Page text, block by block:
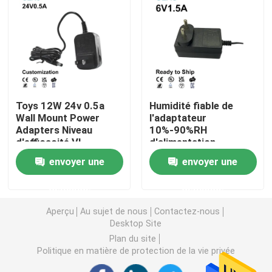
Adaptateur interchangeable de puissance
Chargeur rapide GaN
Chargeur de mur d'Usb
Alimentation d'énergie de bâti de mur
adaptateur de courant alternatif
Toys 12W 24v 0.5a
Wall Mount Power
Adapters Niveau
d'efficacité VI
envoyer une
Humidité fiable de
l'adaptateur
10%-90%RH
d'alimentation
d'énergie de bâti de
mur de 6V 1.5A
envoyer une
Aperçu Au sujet de nous
Contactez-nous
Desktop Site
Plan du site
Politique en matière de protection de la vie privée